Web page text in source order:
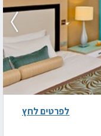
לפרטים לחץ